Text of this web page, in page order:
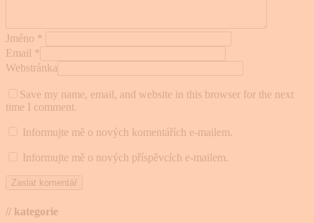
Jméno *
Email *
Webstránka
Save my name, email, and website in this browser for the next
time I comment.
Informujte mě o nových komentářích e-mailem.
Informujte mě o nových příspěvcích e-mailem.
// kategorie